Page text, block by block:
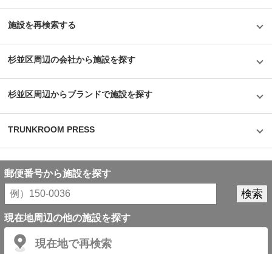
て室内の写真などの詳細をご覧いただけますので、お問い合わせください。
う」と思えたこと。それは、株式会社トランクルーム東京が運営する全ての
ていることはもちろん、マゼンタカラーで統一した室内が清潔で明るく印象
います」そう話す担当者の声からも、お客様の一番大切な荷物を安心して預
けられる場所だと感じた取材であった。
施設を再検索する
杉並区周辺の会社から施設を探す
杉並区周辺からブランドで施設を探す
TRUNKROOM PRESS
郵便番号から施設を探す
現在地周辺の他の施設を探す
現在地で再検索